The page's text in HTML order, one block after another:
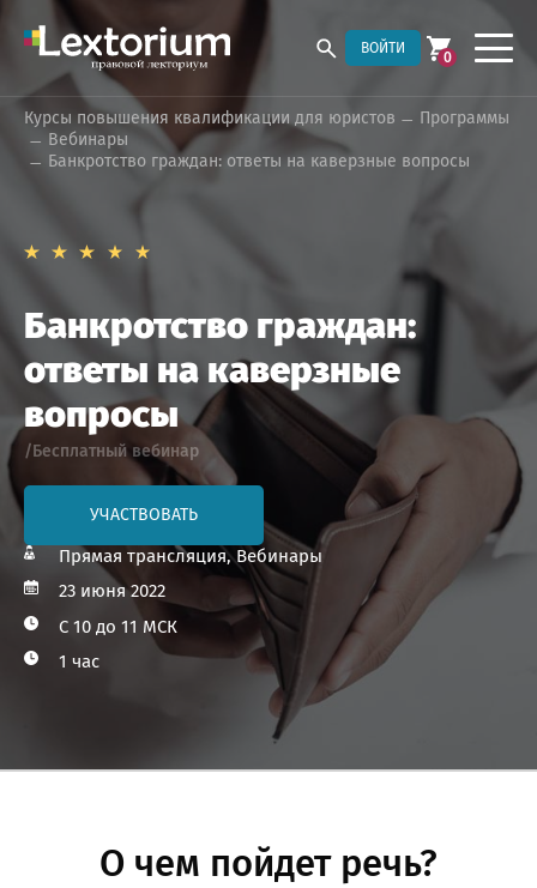
ВОЙТИ
0
Курсы повышения квалификации для юристов
Программы
Вебинары
Банкротство граждан: ответы на каверзные вопросы
Банкротство граждан:
ответы на каверзные
вопросы
/Бесплатный вебинар
УЧАСТВОВАТЬ
Прямая трансляция, Вебинары
23 июня 2022
С 10 до 11 МСК
1 час
О чем пойдет речь?